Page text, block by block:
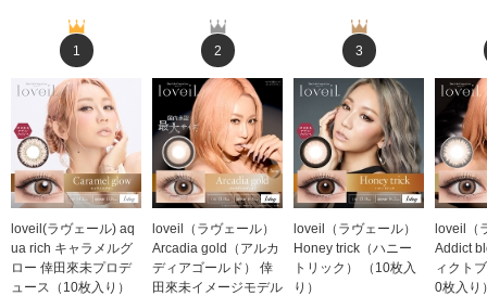
1
loveil(ラヴェール) aq
ua rich キャラメルグ
ロー 倖田來未プロデ
ュース（10枚入り）
2
loveil（ラヴェール）
Arcadia gold（アルカ
ディアゴールド） 倖
田來未イメージモデル
3
loveil（ラヴェール）
Honey trick（ハニー
トリック） （10枚入
り）
loveil（
Addict
ィクト
0枚入り